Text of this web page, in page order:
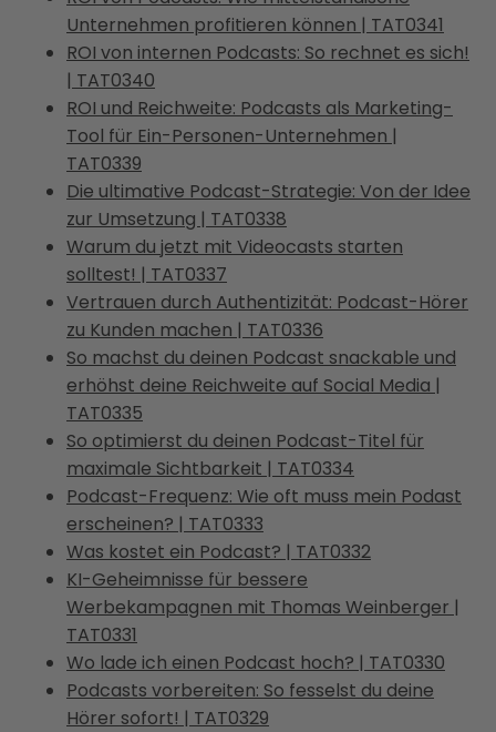
Unternehmen profitieren können | TAT0341
ROI von internen Podcasts: So rechnet es sich!
| TAT0340
ROI und Reichweite: Podcasts als Marketing-
Tool für Ein-Personen-Unternehmen |
TAT0339
Die ultimative Podcast-Strategie: Von der Idee
zur Umsetzung | TAT0338
Warum du jetzt mit Videocasts starten
solltest! | TAT0337
Vertrauen durch Authentizität: Podcast-Hörer
zu Kunden machen | TAT0336
So machst du deinen Podcast snackable und
erhöhst deine Reichweite auf Social Media |
TAT0335
So optimierst du deinen Podcast-Titel für
maximale Sichtbarkeit | TAT0334
Podcast-Frequenz: Wie oft muss mein Podast
erscheinen? | TAT0333
Was kostet ein Podcast? | TAT0332
KI-Geheimnisse für bessere
Werbekampagnen mit Thomas Weinberger |
TAT0331
Wo lade ich einen Podcast hoch? | TAT0330
Podcasts vorbereiten: So fesselst du deine
Hörer sofort! | TAT0329